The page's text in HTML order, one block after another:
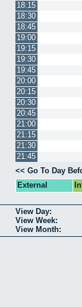
18:15
18:30
18:45
19:00
19:15
19:30
19:45
20:00
20:15
20:30
20:45
21:00
21:15
21:30
21:45
<< Go To Day
External
View Day:
View Week:
View Month: